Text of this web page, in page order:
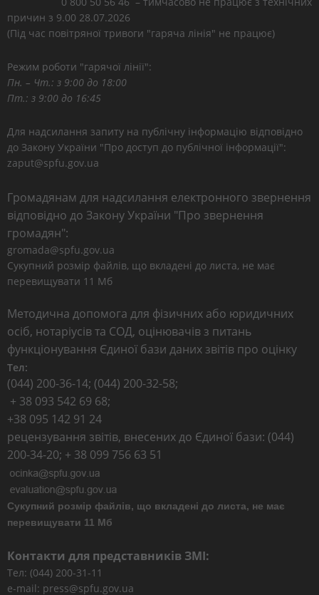
причин з 9.00 28.07.2026
(Під час повітряної тривоги "гаряча лінія" не працює)
Режим роботи "гарячої лінії":
Пн. – Чт.: з 9:00 до 18:00
Пт.: з 9:00 до 16:45
Для надсилання запиту на публічну інформацію відповідно
до Закону України "Про доступ до публічної інформації":
zaput@spfu.gov.ua
Громадянам для надсилання електронного звернення
відповідно до Закону України "Про звернення
громадян":
gromada@spfu.gov.ua
Сукупний розмір файлів, що вкладені до листа, не має
перевищувати 11 Мб
Методична допомога для фізичних або юридичних
осіб, нотаріусів та СОД, оцінювачів з питань
функціонування Єдиної бази даних звітів про оцінку
Тел:
(044) 200-36-14; (044) 200-32-58;
+ 38 093 542 69 68;
+38 095 142 91 24
рецензування звітів, внесених до Єдиної бази: (044)
200-34-20; + 38 099 756 63 51
Сукупний розмір файлів, що вкладені до листа, не має
перевищувати 11 Мб
Контакти для представників ЗМІ:
Тел: (044) 200-31-11
e-mail: press@spfu.gov.ua